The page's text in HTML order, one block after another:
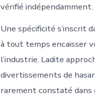
vérifié indépendamment.
Une spécificité s’inscrit
à tout temps encaisser
l’industrie. Ladite
divertissements de
rarement constaté dans